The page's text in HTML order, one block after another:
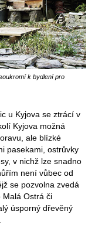
k bydlení pro
u Kyjova se ztrácí v
Kyjova možná
ale blízké
pasekami, ostrůvky
v nichž lze snadno
není vůbec od
se pozvolna zvedá
Malá Ostrá či
úsporný dřevěný